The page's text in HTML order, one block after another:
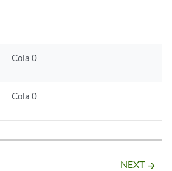
Cola 0
Cola 0
NEXT arrow_forward